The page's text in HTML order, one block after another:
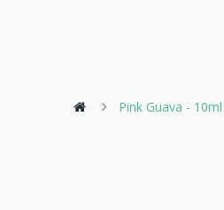
Pink Guava -